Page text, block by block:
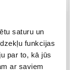
saturu un
funkcijas
par to, kā jūs
ar saviem
brīdī.